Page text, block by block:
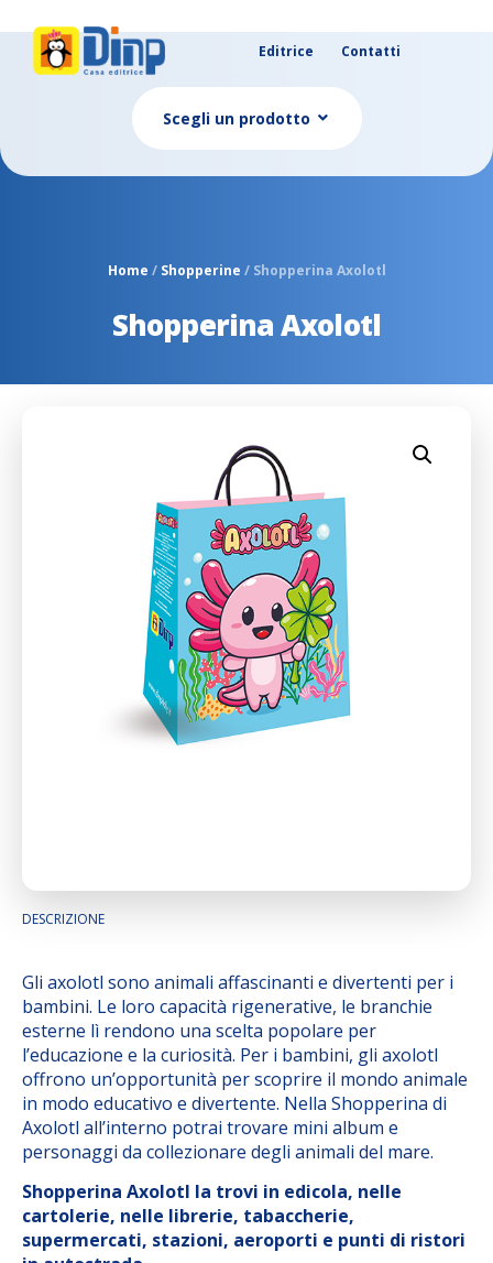
Editrice Contatti
Scegli un prodotto
Home / Shopperine / Shopperina Axolotl
Shopperina Axolotl
DESCRIZIONE
Gli axolotl sono animali affascinanti e divertenti per i
bambini. Le loro capacità rigenerative, le branchie
esterne lì rendono una scelta popolare per
l’educazione e la curiosità. Per i bambini, gli axolotl
offrono un’opportunità per scoprire il mondo animale
in modo educativo e divertente. Nella Shopperina di
Axolotl all’interno potrai trovare mini album e
personaggi da collezionare degli animali del mare.
Shopperina Axolotl la trovi in edicola, nelle
cartolerie, nelle librerie, tabaccherie,
supermercati, stazioni, aeroporti e punti di ristori